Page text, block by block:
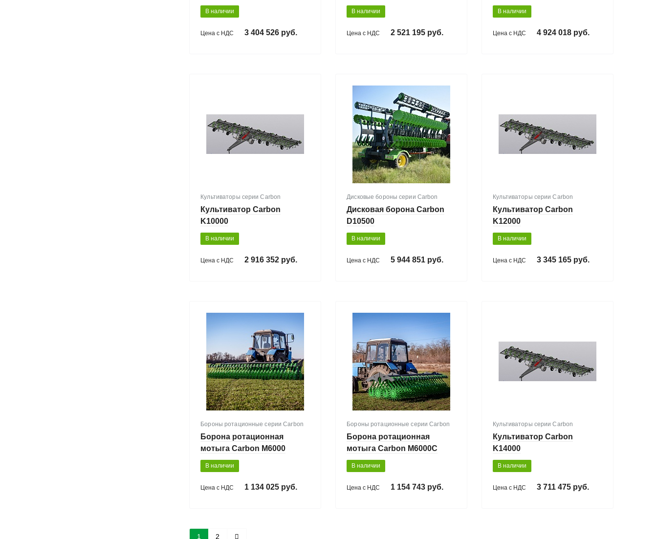
В наличии
Цена с НДС 3 404 526 руб.
В наличии
Цена с НДС 2 521 195 руб.
В наличии
Цена с НДС 4 924 018 руб.
Культиваторы серии Carbon
Культиватор Carbon
K10000
В наличии
Цена с НДС 2 916 352 руб.
Дисковые бороны серии Carbon
Дисковая борона Carbon
D10500
В наличии
Цена с НДС 5 944 851 руб.
Культиваторы серии Carbon
Культиватор Carbon
K12000
В наличии
Цена с НДС 3 345 165 руб.
Бороны ротационные серии Carbon
Борона ротационная
мотыга Carbon М6000
(нескладная)
В наличии
Цена с НДС 1 134 025 руб.
Бороны ротационные серии Carbon
Борона ротационная
мотыга Carbon М6000С
(складная)
В наличии
Цена с НДС 1 154 743 руб.
Культиваторы серии Carbon
Культиватор Carbon
K14000
В наличии
Цена с НДС 3 711 475 руб.
1 2